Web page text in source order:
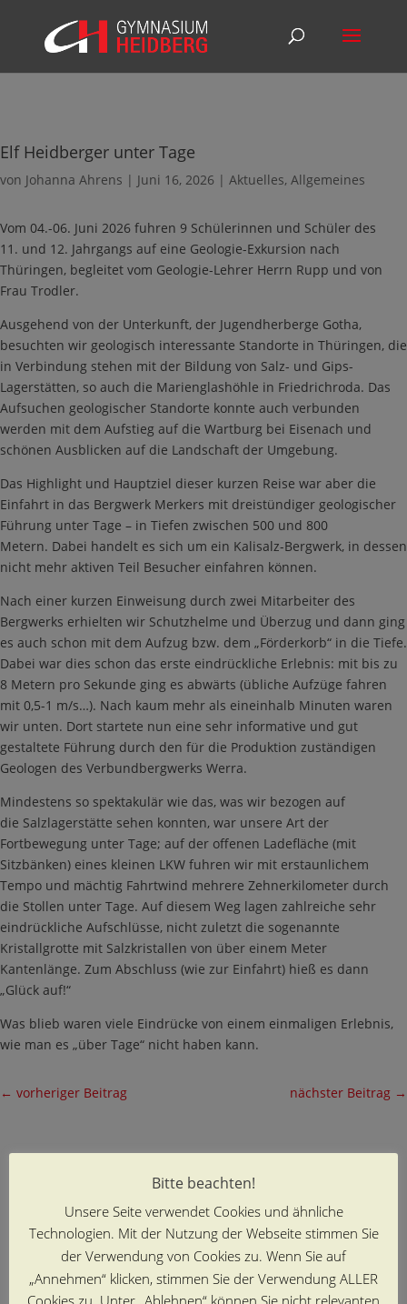
Elf Heidberger unter Tage
von Johanna Ahrens | Juni 16, 2026 | Aktuelles, Allgemeines
Vom 04.-06. Juni 2026 fuhren 9 Schülerinnen und Schüler des
11. und 12. Jahrgangs auf eine Geologie-Exkursion nach
Thüringen, begleitet vom Geologie-Lehrer Herrn Rupp und von
Frau Trodler.
Ausgehend von der Unterkunft, der Jugendherberge Gotha,
besuchten wir geologisch interessante Standorte in Thüringen, die
in Verbindung stehen mit der Bildung von Salz- und Gips-
Lagerstätten, so auch die Marienglashöhle in Friedrichroda. Das
Aufsuchen geologischer Standorte konnte auch verbunden
werden mit dem Aufstieg auf die Wartburg bei Eisenach und
schönen Ausblicken auf die Landschaft der Umgebung.
Das Highlight und Hauptziel dieser kurzen Reise war aber die
Einfahrt in das Bergwerk Merkers mit dreistündiger geologischer
Führung unter Tage – in Tiefen zwischen 500 und 800
Metern. Dabei handelt es sich um ein Kalisalz-Bergwerk, in dessen
nicht mehr aktiven Teil Besucher einfahren können.
Nach einer kurzen Einweisung durch zwei Mitarbeiter des
Bergwerks erhielten wir Schutzhelme und Überzug und dann ging
es auch schon mit dem Aufzug bzw. dem „Förderkorb“ in die Tiefe.
Dabei war dies schon das erste eindrückliche Erlebnis: mit bis zu
8 Metern pro Sekunde ging es abwärts (übliche Aufzüge fahren
mit 0,5-1 m/s…). Nach kaum mehr als eineinhalb Minuten waren
wir unten. Dort startete nun eine sehr informative und gut
gestaltete Führung durch den für die Produktion zuständigen
Geologen des Verbundbergwerks Werra.
Mindestens so spektakulär wie das, was wir bezogen auf
die Salzlagerstätte sehen konnten, war unsere Art der
Fortbewegung unter Tage; auf der offenen Ladefläche (mit
Sitzbänken) eines kleinen LKW fuhren wir mit erstaunlichem
Tempo und mächtig Fahrtwind mehrere Zehnerkilometer durch
die Stollen unter Tage. Auf diesem Weg lagen zahlreiche sehr
eindrückliche Aufschlüsse, nicht zuletzt die sogenannte
Kristallgrotte mit Salzkristallen von über einem Meter
Kantenlänge. Zum Abschluss (wie zur Einfahrt) hieß es dann
„Glück auf!“
Was blieb waren viele Eindrücke von einem einmaligen Erlebnis,
wie man es „über Tage“ nicht haben kann.
← vorheriger Beitrag nächster Beitrag →
Bitte beachten!
Unsere Seite verwendet Cookies und ähnliche
Technologien. Mit der Nutzung der Webseite stimmen Sie
der Verwendung von Cookies zu. Wenn Sie auf
„Annehmen“ klicken, stimmen Sie der Verwendung ALLER